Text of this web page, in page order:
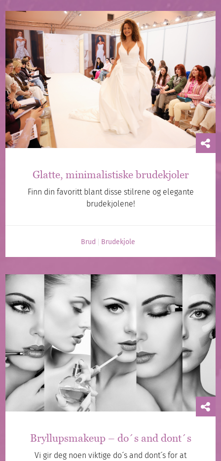
Glatte, minimalistiske brudekjoler
Finn din favoritt blant disse stilrene og elegante
brudekjolene!
Brud Brudekjole
Bryllupsmakeup – do´s and dont´s
Vi gir deg noen viktige do´s and dont´s for at